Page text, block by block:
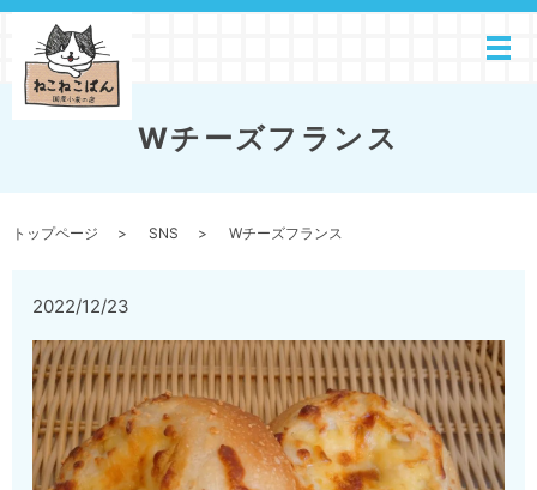
Wチーズフランス
トップページ SNS Wチーズフランス
2022/12/23